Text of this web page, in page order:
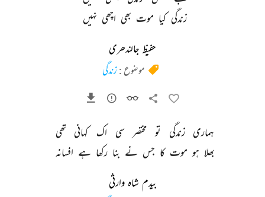
زندگی کیا موت بھی اچھی نہیں
حفیظ جالندھری
موضوع :زندگی
ہماری زندگی تو مختصر سی اک کہانی
تھی
بھلا ہو موت کا جس نے بنا رکھا ہے افسانہ
بیدم شاہ وارثی